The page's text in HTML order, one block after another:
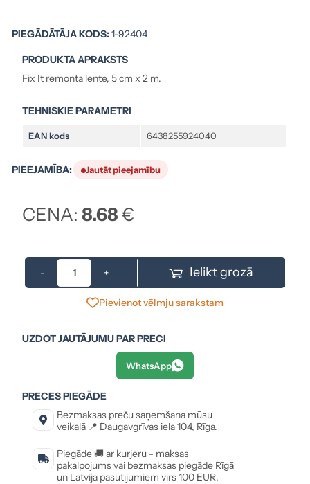
PIEGĀDĀTĀJA KODS:1-92404
PRODUKTA APRAKSTS
Fix It remonta lente, 5 cm x 2 m.
TEHNISKIE PARAMETRI
EAN kods 6438255924040
PIEEJAMĪBA: Jautāt pieejamību
CENA:8.68€
- + Ielikt grozā
Pievienot vēlmju sarakstam
UZDOT JAUTĀJUMU PAR PRECI
WhatsApp
PRECES PIEGĀDE
Bezmaksas preču saņemšana mūsu
veikalā 📍 Daugavgrīvas iela 104, Rīga.
Piegāde 🚚 ar kurjeru - maksas
pakalpojums vai bezmaksas piegāde Rīgā
un Latvijā pasūtījumiem virs 100 EUR.